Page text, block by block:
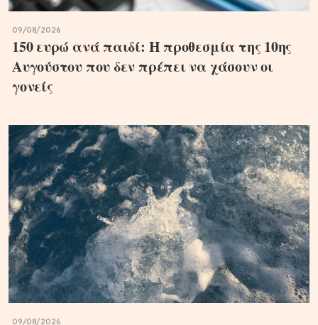
09/08/2026
150 ευρώ ανά παιδί: Η προθεσμία της 10ης
Αυγούστου που δεν πρέπει να χάσουν οι
γονείς
09/08/2026